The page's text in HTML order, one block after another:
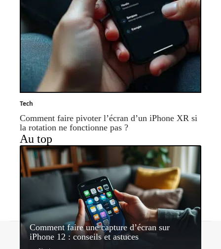
Tech
Comment faire pivoter l’écran d’un iPhone XR si
la rotation ne fonctionne pas ?
Au top
Comment faire une capture d’écran sur
iPhone 12 : conseils et astuces
Contact Mentions légales Sitemap